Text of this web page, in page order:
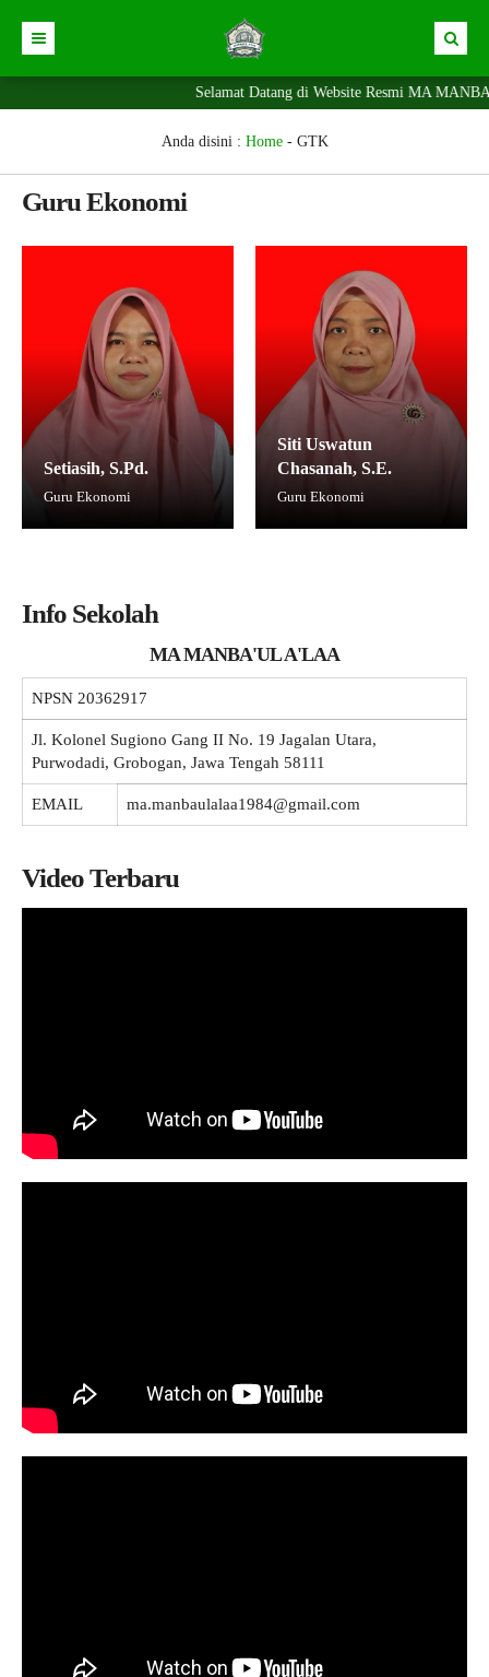
Portal SPMB
Fasilitas
Pengumuman
Agenda
Selamat Datang di Website Resmi MA
Anda disini : Home- GTK
Guru Ekonomi
Setiasih, S.Pd.
Guru Ekonomi
Siti Uswatun
Chasanah, S.E.
Guru Ekonomi
Info Sekolah
MA MANBA'UL A'LAA
NPSN 20362917
Jl. Kolonel Sugiono Gang II No. 19 Jagalan Utara,
Purwodadi, Grobogan, Jawa Tengah 58111
EMAIL ma.manbaulalaa1984@gmail.com
Video Terbaru